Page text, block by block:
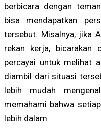
berbicara dengan
bisa mendapatkan
tersebut. Misalnya, jika
rekan kerja, bicarakan
percayai untuk melihat
diambil dari situasi
lebih mudah
memahami bahwa
lebih dalam.